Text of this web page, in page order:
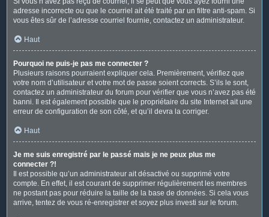
adresse incorrecte ou que le courriel ait été traité par un filtre anti-spam. Si
vous êtes sûr de l’adresse courriel fournie, contactez un administrateur.
Haut
Pourquoi ne puis-je pas me connecter ?
Plusieurs raisons pourraient expliquer cela. Premièrement, vérifiez que
votre nom d’utilisateur et votre mot de passe soient corrects. S’ils le sont,
contactez un administrateur du forum pour vérifier que vous n’avez pas été
banni. Il est également possible que le propriétaire du site Internet ait une
erreur de configuration de son côté, et qu’il devra la corriger.
Haut
Je me suis enregistré par le passé mais je ne peux plus me
connecter ?!
Il est possible qu’un administrateur ait désactivé ou supprimé votre
compte. En effet, il est courant de supprimer régulièrement les membres
ne postant pas pour réduire la taille de la base de données. Si cela vous
arrive, tentez de vous ré-enregistrer et soyez plus investi sur le forum.